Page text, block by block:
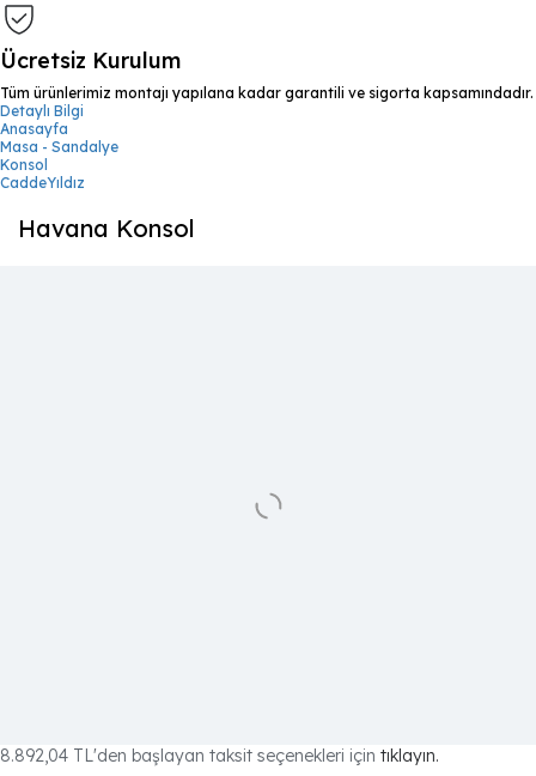
Ücretsiz Kurulum
Tüm ürünlerimiz montajı yapılana kadar garantili ve sigorta kapsamındadır.
Detaylı Bilgi
Anasayfa
Masa - Sandalye
Konsol
CaddeYıldız
Havana Konsol
8.892,04 TL'den başlayan taksit seçenekleri için tıklayın.